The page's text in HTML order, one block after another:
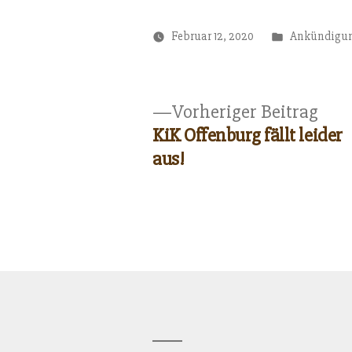
Eintritt
Februar 12, 2020
Beitragsnavigation
Vorheriger Beitrag
KiK Offenburg fällt leider
aus!